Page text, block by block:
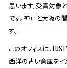
思います。受賞対象
です。神戸と大阪の
す。
このオフィスは、
西洋の古い倉庫をイ